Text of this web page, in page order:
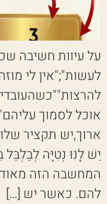
על עיוות חשיבה
לעשות";"אין לי
אוכל לסמוך
ארוך,יש תקציר
יֵשׁ לָנוּ נְטִיָּה לְבַלְבֵּל
המחשבה הזה מאוד
להם. כאשר יש […]